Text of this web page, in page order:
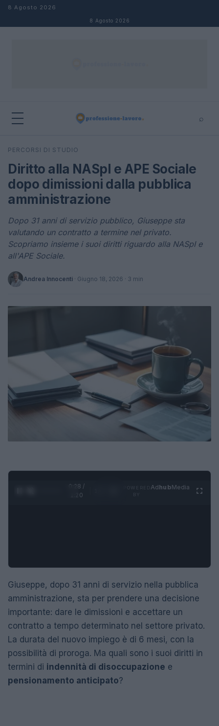
Salta al contenuto
8 Agosto 2026
8 Agosto 2026
⌕
Cerca
PERCORSI DI STUDIO
Diritto alla NASpI e APE Sociale
dopo dimissioni dalla pubblica
amministrazione
Dopo 31 anni di servizio pubblico, Giuseppe sta
valutando un contratto a termine nel privato.
Scopriamo insieme i suoi diritti riguardo alla NASpI e
all'APE Sociale.
Andrea Innocenti · Giugno 18, 2026 · 3 min
0:29 /
1:20
AdhubMedia
Giuseppe, dopo 31 anni di servizio nella pubblica
amministrazione, sta per prendere una decisione
importante: dare le dimissioni e accettare un
contratto a tempo determinato nel settore privato.
La durata del nuovo impiego è di 6 mesi, con la
possibilità di proroga. Ma quali sono i suoi diritti in
termini di indennità di disoccupazione e
pensionamento anticipato?